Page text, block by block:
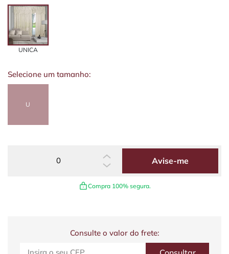
UNICA
Selecione um tamanho:
U
Avise-me
Compra 100% segura.
Consulte o valor do frete: